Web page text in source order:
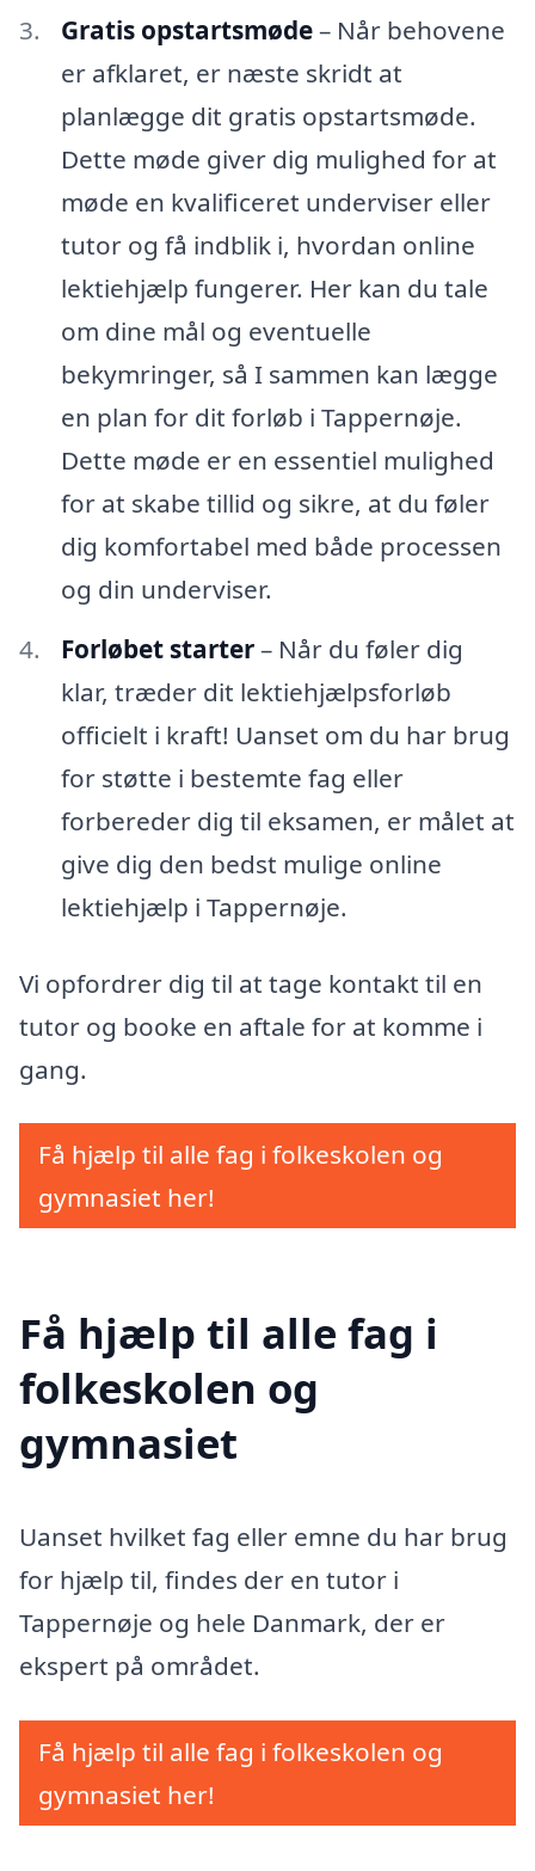
Gratis opstartsmøde– Når behovene
er afklaret, er næste skridt at
planlægge dit gratis opstartsmøde.
Dette møde giver dig mulighed for at
møde en kvalificeret underviser eller
tutor og få indblik i, hvordan online
lektiehjælp fungerer. Her kan du tale
om dine mål og eventuelle
bekymringer, så I sammen kan lægge
en plan for dit forløb i Tappernøje.
Dette møde er en essentiel mulighed
for at skabe tillid og sikre, at du føler
dig komfortabel med både processen
og din underviser.
Forløbet starter– Når du føler dig
klar, træder dit lektiehjælpsforløb
officielt i kraft! Uanset om du har brug
for støtte i bestemte fag eller
forbereder dig til eksamen, er målet at
give dig den bedst mulige online
lektiehjælp i Tappernøje.
Vi opfordrer dig til at tage kontakt til en
tutor og booke en aftale for at komme i
gang.
Få hjælp til alle fag i folkeskolen og
gymnasiet her!
Få hjælp til alle fag i
folkeskolen og
gymnasiet
Uanset hvilket fag eller emne du har brug
for hjælp til, findes der en tutor i
Tappernøje og hele Danmark, der er
ekspert på området.
Få hjælp til alle fag i folkeskolen og
gymnasiet her!